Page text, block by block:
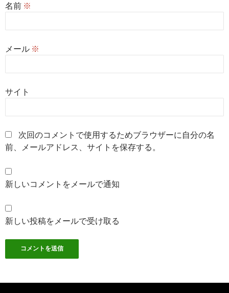
名前 ※
メール ※
サイト
次回のコメントで使用するためブラウザーに自分の名
前、メールアドレス、サイトを保存する。
新しいコメントをメールで通知
新しい投稿をメールで受け取る